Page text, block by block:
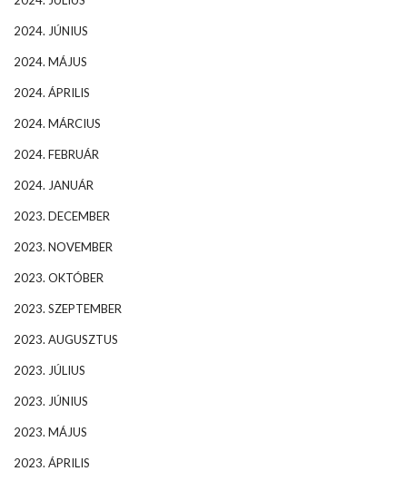
2024. JÚNIUS
2024. MÁJUS
2024. ÁPRILIS
2024. MÁRCIUS
2024. FEBRUÁR
2024. JANUÁR
2023. DECEMBER
2023. NOVEMBER
2023. OKTÓBER
2023. SZEPTEMBER
2023. AUGUSZTUS
2023. JÚLIUS
2023. JÚNIUS
2023. MÁJUS
2023. ÁPRILIS